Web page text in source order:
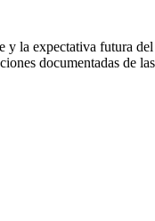
la expectativa futura
documentadas de